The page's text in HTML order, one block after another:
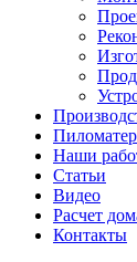
Наши
Статьи
Видео
Расчет
Контакты